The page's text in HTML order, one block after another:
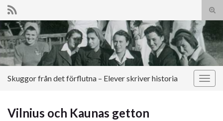
Slå
på/
Search for:
Slå
Skuggor från det förflutna – Elever skriver historia
Vilnius och Kaunas getton